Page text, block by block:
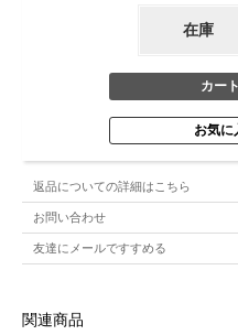
在庫
返品についての詳細はこちら
お問い合わせ
友達にメールですすめる
関連商品